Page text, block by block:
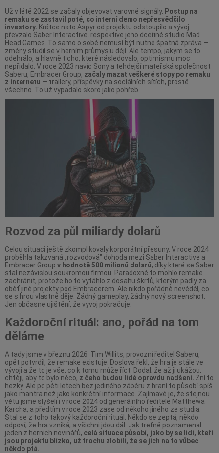
Už v létě 2022 se začaly objevovat varovné signály. Postup na
remaku se zastavil poté, co interní demo nepřesvědčilo
investory. Krátce nato Aspyr od projektu odstoupilo a vývoj
převzalo Saber Interactive, respektive jeho dceřiné studio Mad
Head Games. To samo o sobě nemusí být nutně špatná zpráva —
změny studií se v herním průmyslu dějí. Ale tempo, jakým se to
odehrálo, a hlavně ticho, které následovalo, optimismu moc
nepřidalo. V roce 2023 navíc Sony a tehdejší mateřská společnost
Saberu, Embracer Group, začaly mazat veškeré stopy po remaku
z internetu — trailery, příspěvky na sociálních sítích, prostě
všechno. To už vypadalo skoro jako pohřeb.
Rozvod za půl miliardy dolarů
Celou situaci ještě zkomplikovaly korporátní přesuny. V roce 2024
proběhla takzvaná „rozvodová" dohoda mezi Saber Interactive a
Embracer Group v hodnotě 500 milionů dolarů, díky které se Saber
stal nezávislou soukromou firmou. Paradoxně to mohlo remake
zachránit, protože ho to vytáhlo z dosahu škrtů, kterým padly za
oběť jiné projekty pod Embracerem. Ale nikdo pořádně nevěděl, co
se s hrou vlastně děje. Žádný gameplay, žádný nový screenshot.
Jen občasné ujištění, že vývoj pokračuje.
Každoroční rituál: ano, pořád na tom
děláme
A tady jsme v březnu 2026. Tim Willits, provozní ředitel Saberu,
opět potvrdil, že remake existuje. Doslova řekl, že hra je stále ve
vývoji a že to je vše, co k tomu může říct. Dodal, že až ji ukážou,
chtějí, aby to bylo něco, z čeho budou lidé opravdu nadšení. Zní to
hezky. Ale po pěti letech bez jediného záběru z hraní to působí spíš
jako mantra než jako konkrétní informace. Zajímavé je, že stejnou
větu jsme slyšeli i v roce 2024 od generálního ředitele Matthewa
Karcha, a předtím v roce 2023 zase od někoho jiného ze studia.
Stal se z toho takový každoroční rituál. Někdo se zeptá, někdo
odpoví, že hra vzniká, a všichni jdou dál. Jak trefně poznamenal
jeden z herních novinářů, celá situace působí, jako by se lidi, kteří
jsou projektu blízko, už trochu zlobili, že se jich na to vůbec
někdo ptá.